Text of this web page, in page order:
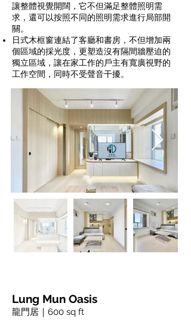
讓整體視覺開闊，它不但滿足整體照明需
求，還可以按照不同的照明需求進行局部開
關。
日式木框窗連結了客廳和書房，不但增加兩
個區域的採光度，更塑造沒有隔間牆壓迫的
獨立區域，讓在家工作的戶主有寬廣視野的
工作空間，同時不受聲音干擾。
Lung Mun Oasis
龍門居｜600 sq ft